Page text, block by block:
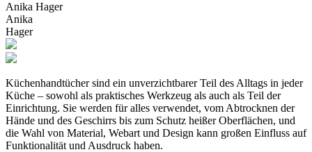
Anika Hager
Anika
Hager
Küchenhandtücher sind ein unverzichtbarer Teil des Alltags in jeder
Küche – sowohl als praktisches Werkzeug als auch als Teil der
Einrichtung. Sie werden für alles verwendet, vom Abtrocknen der
Hände und des Geschirrs bis zum Schutz heißer Oberflächen, und
die Wahl von Material, Webart und Design kann großen Einfluss auf
Funktionalität und Ausdruck haben.